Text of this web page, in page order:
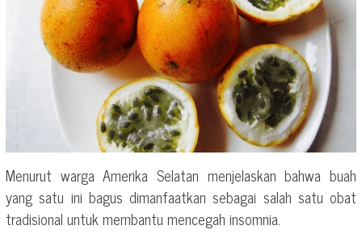
Menurut warga Amerika Selatan menjelaskan bahwa buah
yang satu ini bagus dimanfaatkan sebagai salah satu obat
tradisional untuk membantu mencegah insomnia.